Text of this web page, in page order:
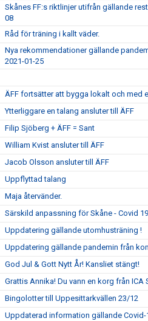
Skånes FF:s riktlinjer utifrån gällande
08
Råd för träning i kallt väder.
Nya rekommendationer gällande
2021-01-25
ÄFF fortsätter att bygga lokalt och med
Ytterliggare en talang ansluter till ÄFF
Filip Sjöberg + ÄFF = Sant
William Kvist ansluter till ÄFF
Jacob Olsson ansluter till ÄFF
Uppflyttad talang
Maja återvänder.
Särskild anpassning för Skåne - Covid
Uppdatering gällande utomhusträning !
Uppdatering gällande pandemin från
God Jul & Gott Nytt År! Kansliet stängt!
Grattis Annika! Du vann en korg från ICA
Bingolotter till Uppesittarkvällen 23/12
Uppdaterad information gällande Covid-